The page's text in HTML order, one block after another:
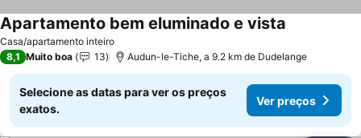
Casa/apartamento inteiro
Apartamento bem eluminado e vista
8,1 Muito boa 13 Audun-le-Tiche, a 9.2 km de Dudelange
Selecione as datas para ver os preços
exatos.
Ver preços